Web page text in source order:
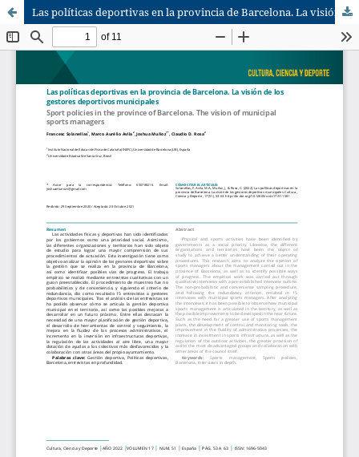
Las políticas deportivas en la provincia de Barcelona. La visión de los gestores deportivos municipales (Sport policies in the province of Barcelona. The vision of municipal sports managers)